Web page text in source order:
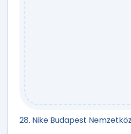
28. Nike Budapest